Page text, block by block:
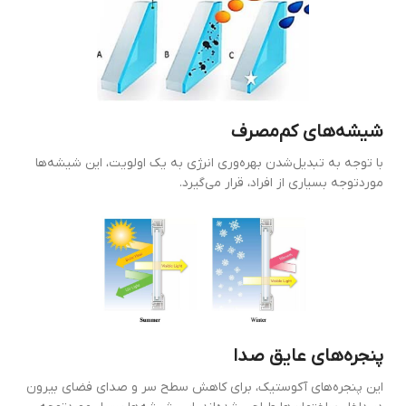
شیشه‌های کم‌مصرف
با توجه به تبدیل‌شدن بهره‌وری انرژی به یک اولویت، این شیشه‌ها
موردتوجه بسیاری از افراد، قرار می‌گیرد.
پنجره‌های عایق صدا
این پنجره‌های آکوستیک، برای کاهش سطح سر و صدای فضای بیرون